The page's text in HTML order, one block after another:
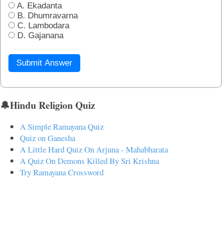
A. Ekadanta
B. Dhumravarna
C. Lambodara
D. Gajanana
Submit Answer
🔔Hindu Religion Quiz
A Simple Ramayana Quiz
Quiz on Ganesha
A Little Hard Quiz On Arjuna - Mahabharata
A Quiz On Demons Killed By Sri Krishna
Try Ramayana Crossword